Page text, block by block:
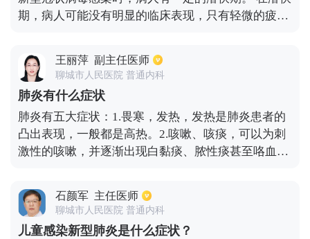
需要抗结核治疗。在得到系统、规范的治疗之后，普
期，病人可能没有明显的临床表现，只有轻微的疲劳
可以为低热，但要注意有时还可以无发热的肺炎形
成。 患者通常会有一些不适，如鼻塞、流鼻涕、腹
痛、腹泻等。随着病情的进展，病人的乏力感越来越
明显，此时，可能会出现轻微症状，如气短和胸闷。
对于重症的病人可以出现喘闷、呼吸困难，部分病人
还可以表现为急性呼吸窘迫综合征以及休克的表现。
系统的临床表现，此时要予以鉴别。
王丽萍 副主任医师
聊城市人民医院 普通内科
肺炎有什么症状
肺炎有五大症状：1.畏寒，发热，发热是肺炎患者的
凸出表现，一般都是高热。2.咳嗽、咳痰，可以为刺
激性的咳嗽，并逐渐出现白黏痰、脓性痰甚至咯血。
石颜军 主任医师
聊城市人民医院 普通内科
儿童感染新型肺炎是什么症状？